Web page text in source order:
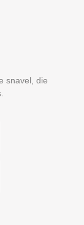
snavel, die